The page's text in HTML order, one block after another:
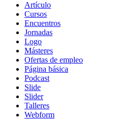
Tipo
contenido
Artículo
Cursos
Encuentros
Jornadas
Logo
Másteres
Ofertas de empleo
Página básica
Podcast
Slide
Slider
Talleres
Webform